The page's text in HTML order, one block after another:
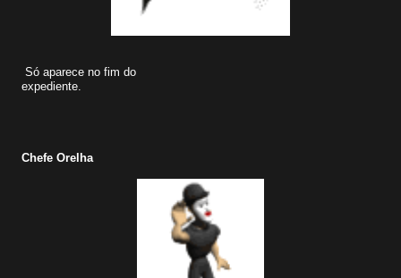
Só aparece no fim do
expediente.
Chefe Orelha